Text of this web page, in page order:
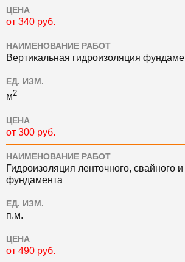
ЦЕНА
от 340 руб.
НАИМЕНОВАНИЕ РАБОТ
Вертикальная гидроизоляция
ЕД. ИЗМ.
м2
ЦЕНА
от 300 руб.
НАИМЕНОВАНИЕ РАБОТ
Гидроизоляция ленточного, свайного
фундамента
ЕД. ИЗМ.
п.м.
ЦЕНА
от 490 руб.